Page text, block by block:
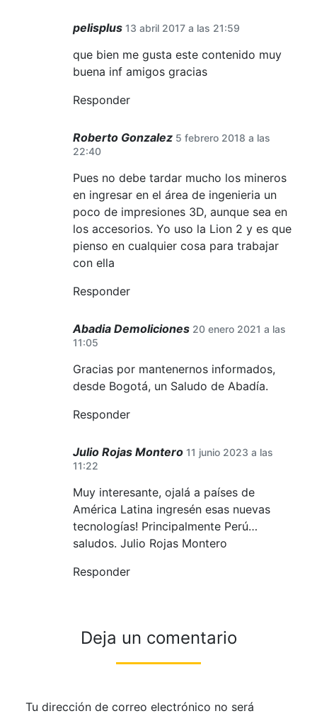
pelisplus 13 abril 2017 a las 21:59
que bien me gusta este contenido muy
buena inf amigos gracias
Responder
Roberto Gonzalez 5 febrero 2018 a las
22:40
Pues no debe tardar mucho los mineros
en ingresar en el área de ingenieria un
poco de impresiones 3D, aunque sea en
los accesorios. Yo uso la Lion 2 y es que
pienso en cualquier cosa para trabajar
con ella
Responder
Abadia Demoliciones 20 enero 2021 a las
11:05
Gracias por mantenernos informados,
desde Bogotá, un Saludo de Abadía.
Responder
Julio Rojas Montero 11 junio 2023 a las
11:22
Muy interesante, ojalá a países de
América Latina ingresén esas nuevas
tecnologías! Principalmente Perú…
saludos. Julio Rojas Montero
Responder
Deja un comentario
Tu dirección de correo electrónico no será